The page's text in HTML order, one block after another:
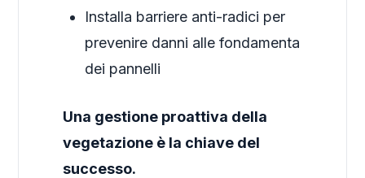
Installa barriere anti-radici per
prevenire danni alle fondamenta
dei pannelli
Una gestione proattiva della
vegetazione è la chiave del
successo.